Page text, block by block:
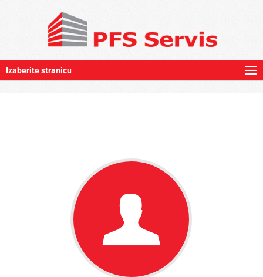
Izaberite stranicu